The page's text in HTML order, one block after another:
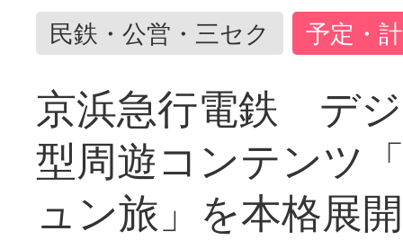
民鉄・公営・三セク 予定・
京浜急行電鉄 デ
型周遊コンテンツ
ュン旅」を本格展開